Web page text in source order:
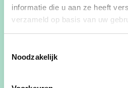
informatie die u aan ze heeft
verzameld op basis van uw
Noodzakelijk
Toegankelijk
Buurthuizen en
Investeren in veilige
waar jongeren zich